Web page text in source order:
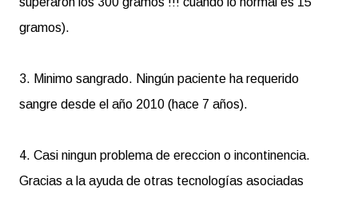
gramos).
3. Minimo sangrado. Ningún paciente ha requerido
sangre desde el año 2010 (hace 7 años).
4. Casi ningun problema de ereccion o incontinencia.
Gracias a la ayuda de otras tecnologías asociadas